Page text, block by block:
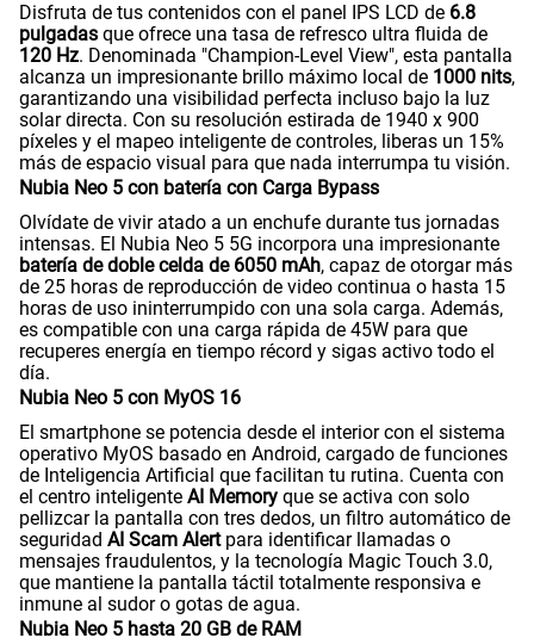
Paga solo
200GBen alta velocidad
S/289.90
Ver menos planes
Disfruta de tus contenidos con el panel IPS LCD de 6.8
pulgadas que ofrece una tasa de refresco ultra fluida de
120 Hz. Denominada "Champion-Level View", esta pantalla
alcanza un impresionante brillo máximo local de 1000 nits,
garantizando una visibilidad perfecta incluso bajo la luz
solar directa. Con su resolución estirada de 1940 x 900
píxeles y el mapeo inteligente de controles, liberas un 15%
más de espacio visual para que nada interrumpa tu visión.
Nubia Neo 5 con batería con Carga Bypass
Olvídate de vivir atado a un enchufe durante tus jornadas
intensas. El Nubia Neo 5 5G incorpora una impresionante
batería de doble celda de 6050 mAh, capaz de otorgar más
de 25 horas de reproducción de video continua o hasta 15
horas de uso ininterrumpido con una sola carga. Además,
es compatible con una carga rápida de 45W para que
recuperes energía en tiempo récord y sigas activo todo el
día.
Nubia Neo 5 con MyOS 16
El smartphone se potencia desde el interior con el sistema
operativo MyOS basado en Android, cargado de funciones
de Inteligencia Artificial que facilitan tu rutina. Cuenta con
el centro inteligente AI Memory que se activa con solo
pellizcar la pantalla con tres dedos, un filtro automático de
seguridad AI Scam Alertpara identificar llamadas o
mensajes fraudulentos, y la tecnología Magic Touch 3.0,
que mantiene la pantalla táctil totalmente responsiva e
inmune al sudor o gotas de agua.
Nubia Neo 5 hasta 20 GB de RAM